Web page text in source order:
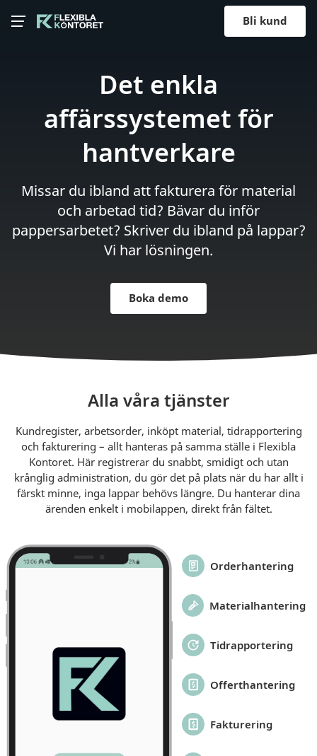
Bli kund
Det enkla
affärssystemet för
hantverkare
Missar du ibland att fakturera för material
och arbetad tid? Bävar du inför
pappersarbetet? Skriver du ibland på lappar?
Vi har lösningen.
Boka demo
Alla våra tjänster
Kundregister, arbetsorder, inköpt material, tidrapportering
och fakturering – allt hanteras på samma ställe i Flexibla
Kontoret. Här registrerar du snabbt, smidigt och utan
krånglig administration, du gör det på plats när du har allt i
färskt minne, inga lappar behövs längre. Du hanterar dina
ärenden enkelt i mobilappen, direkt från fältet.
Orderhantering
Materialhantering
Tidrapportering
Offerthantering
Fakturering